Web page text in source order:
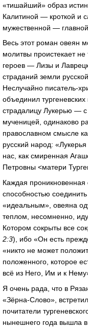
«тишайший» образ
Калитиной — кроткой и
мужественной —
Весь этот роман овеян
молитвы проистекает не
героев — Лизы и
страданий земли
Неслучайно писатель-
объединил
страдалицу Лукерью — с
мученицей, одинаково
православном смысле
русский народ:
нас, как смиренная
Петровны <матери
Каждая проникновенная
способностью
«идеальным», овеяна
теплом, несомненно,
Котором сокрыты все
2:3), ибо «Он есть
«никто не может
положенного, которое
всё из Него, Им и к
Я очень рада, что в
«Зёрна-Слово»,
почитатели
нынешнего года вышла